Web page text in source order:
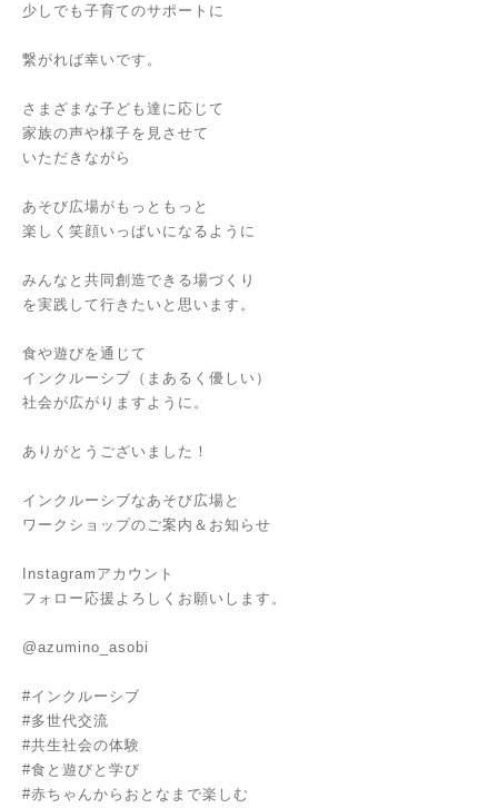
少しでも子育てのサポートに
繋がれば幸いです。
さまざまな子ども達に応じて
家族の声や様子を見させて
いただきながら
あそび広場がもっともっと
楽しく笑顔いっぱいになるように
みんなと共同創造できる場づくり
を実践して行きたいと思います。
食や遊びを通じて
インクルーシブ（まあるく優しい）
社会が広がりますように。
ありがとうございました！
インクルーシブなあそび広場と
ワークショップのご案内＆お知らせ
Instagramアカウント
フォロー応援よろしくお願いします。
@azumino_asobi
#インクルーシブ
#多世代交流
#共生社会の体験
#食と遊びと学び
#赤ちゃんからおとなまで楽しむ